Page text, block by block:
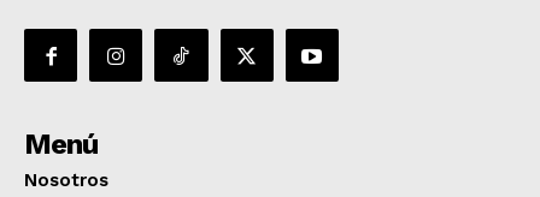
Menú
Nosotros